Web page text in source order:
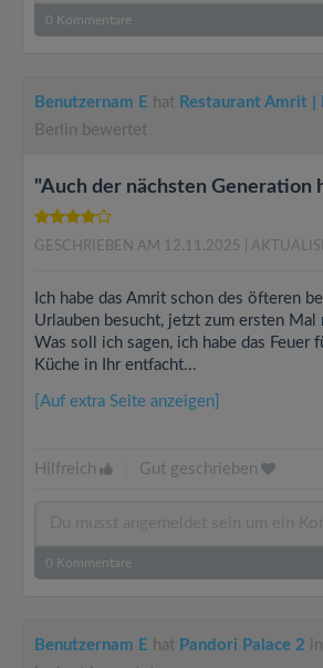
0 Kommentare
Benutzernam E hat Restaurant Amrit
Berlin bewertet
"Auch der nächsten Generation
GESCHRIEBEN AM 12.11.2025 |
Ich habe das Amrit schon des öfteren
Urlauben besucht, jetzt zum ersten Mal
Was soll ich sagen, ich habe das Feuer
Küche in Ihr entfacht...
[Auf extra Seite anzeigen]
Hilfreich Gut geschrieben
0 Kommentare
Benutzernam E hat Pandori Palace 2